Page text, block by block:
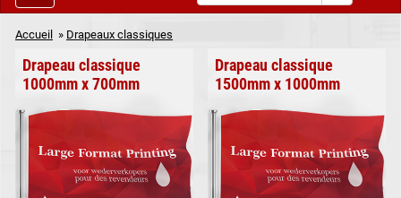
Accueil » Drapeaux classiques
Drapeau classique
1000mm x 700mm
Drapeau classique
1500mm x 1000mm